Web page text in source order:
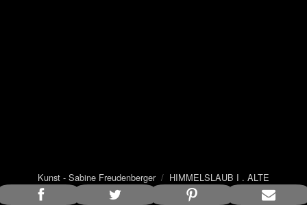
Kunst - Sabine Freudenberger / HIMMELSLAUB I . ALTE
OLIVENBÄUME
/ 5 von 5 Bildunterschrift anzeigen